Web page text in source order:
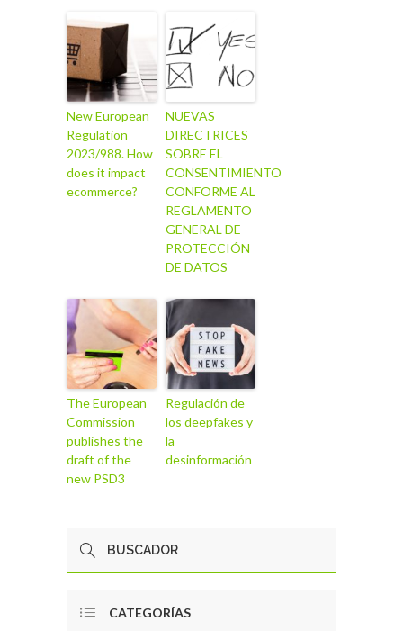
New European
Regulation
2023/988. How
does it impact
ecommerce?
NUEVAS
DIRECTRICES
SOBRE EL
CONSENTIMIENTO
CONFORME AL
REGLAMENTO
GENERAL DE
PROTECCIÓN
DE DATOS
The European
Commission
publishes the
draft of the
new PSD3
Regulación de
los deepfakes y
la
desinformación
CATEGORÍAS